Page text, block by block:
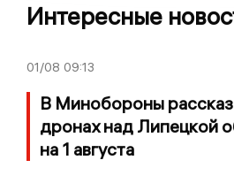
Интересные
01/08 09:13
В Минобороны
дронах над Липецкой
на 1 августа